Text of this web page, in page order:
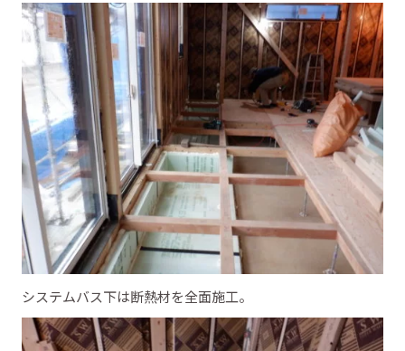
システムバス下は断熱材を全面施工。